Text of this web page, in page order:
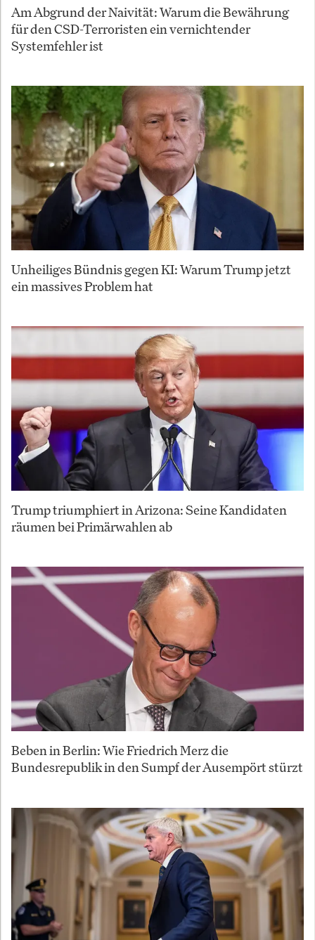
Am Abgrund der Naivität: Warum die Bewährung
für den CSD-Terroristen ein vernichtender
Systemfehler ist
Unheiliges Bündnis gegen KI: Warum Trump jetzt
ein massives Problem hat
Trump triumphiert in Arizona: Seine Kandidaten
räumen bei Primärwahlen ab
Beben in Berlin: Wie Friedrich Merz die
Bundesrepublik in den Sumpf der Ausempört stürzt